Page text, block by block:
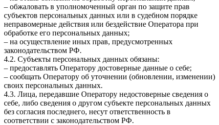
– обжаловать в уполномоченный орган по защите прав
субъектов персональных данных или в судебном порядке
неправомерные действия или бездействие Оператора при
обработке его персональных данных;
– на осуществление иных прав, предусмотренных
законодательством РФ.
4.2. Субъекты персональных данных обязаны:
– предоставлять Оператору достоверные данные о себе;
– сообщать Оператору об уточнении (обновлении, изменении)
своих персональных данных.
4.3. Лица, передавшие Оператору недостоверные сведения о
себе, либо сведения о другом субъекте персональных данных
без согласия последнего, несут ответственность в
соответствии с законодательством РФ.